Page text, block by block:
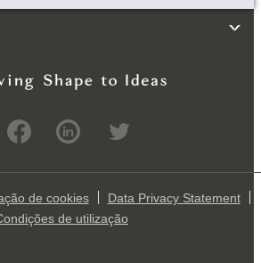
de cookies
Data Privacy Statement
de utilização